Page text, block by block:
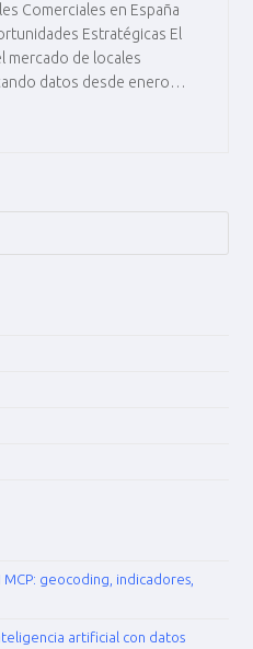
Comerciales en España
Estratégicas El
mercado de locales
datos desde enero…
geocoding, indicadores,
artificial con datos